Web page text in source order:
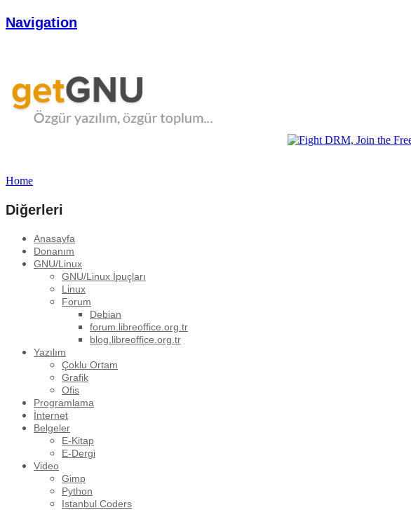
Navigation
Home
Diğerleri
Anasayfa
Donanım
GNU/Linux
GNU/Linux İpuçları
Linux
Forum
Debian
forum.libreoffice.org.tr
blog.libreoffice.org.tr
Yazılım
Çoklu Ortam
Grafik
Ofis
Programlama
İnternet
Belgeler
E-Kitap
E-Dergi
Video
Gimp
Python
Istanbul Coders